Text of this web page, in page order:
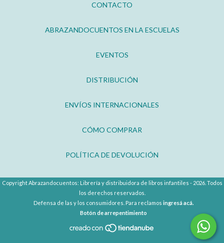
CONTACTO
ABRAZANDOCUENTOS EN LA ESCUELAS
EVENTOS
DISTRIBUCIÓN
ENVÍOS INTERNACIONALES
CÓMO COMPRAR
POLÍTICA DE DEVOLUCIÓN
Copyright Abrazandocuentos: Librería y distribuidora de libros infantiles - 2026. Todos
los derechos reservados.
Defensa de las y los consumidores. Para reclamos ingresá acá.
Botón de arrepentimiento